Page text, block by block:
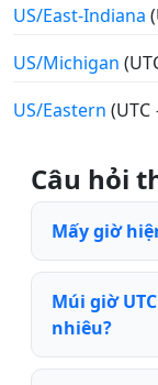
US/East-Indiana
US/Michigan
US/Eastern (UTC
Câu hỏi
Mấy giờ
Múi giờ
nhiêu?